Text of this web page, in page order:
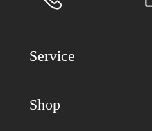
Service
Shop